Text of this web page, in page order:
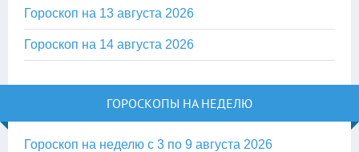
Гороскоп на 13 августа 2026
Гороскоп на 14 августа 2026
ГОРОСКОПЫ НА НЕДЕЛЮ
Гороскоп на неделю с 3 по 9 августа 2026